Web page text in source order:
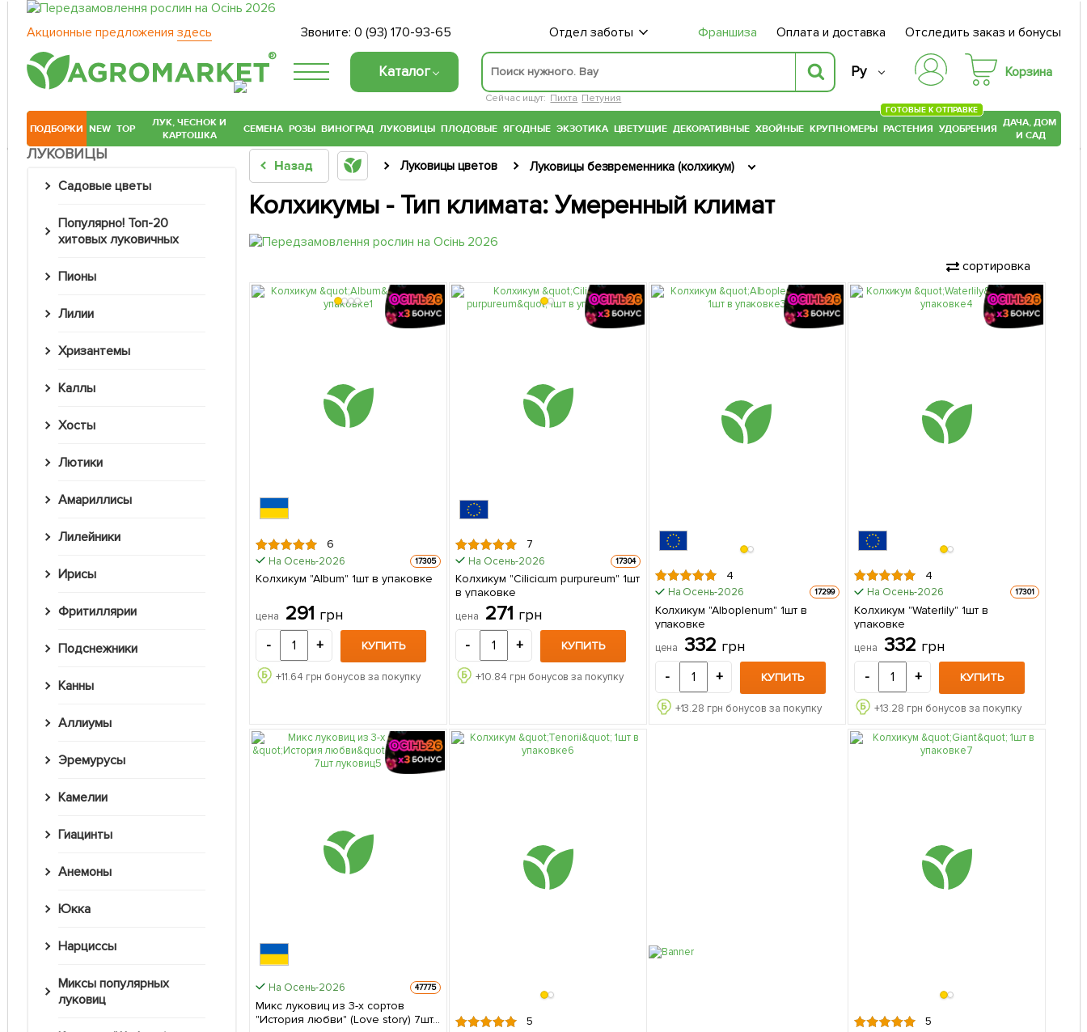
Акционные предложения здесь Звоните:0 (93) 170-93-65 Отдел заботы Франшиза Оплата и доставка Отследить заказ и бонусы
®
Каталог
Сейчас ищут: Пихта Петуния
Ру Корзина
ПОДБОРКИ NEW TOP
ЛУК, ЧЕСНОК И
КАРТОШКА
СЕМЕНА РОЗЫ ВИНОГРАД ЛУКОВИЦЫ ПЛОДОВЫЕ ЯГОДНЫЕ ЭКЗОТИКА ЦВЕТУЩИЕ ДЕКОРАТИВНЫЕ ХВОЙНЫЕ КРУПНОМЕРЫ РАСТЕНИЯ
ГОТОВЫЕ К ОТПРАВКЕ
УДОБРЕНИЯ ДАЧА, ДОМ
И САД
ЛУКОВИЦЫ
Садовые цветы
Популярно! Топ-20
хитовых луковичных
Пионы
Лилии
Хризантемы
Каллы
Хосты
Лютики
Амариллисы
Лилейники
Ирисы
Фритиллярии
Подснежники
Канны
Аллиумы
Эремурусы
Камелии
Гиацинты
Анемоны
Юкка
Нарциссы
Миксы популярных
луковиц
Назад Луковицы цветов Луковицы безвременника (колхикум)
Колхикумы - Тип климата: Умеренный климат
сортировка
6
На Осень-2026 17305
Колхикум "Album" 1шт в упаковке
цена 291 грн
- + КУПИТЬ
+11.64 грн бонусов за покупку
7
На Осень-2026 17304
Колхикум "Cilicicum purpureum" 1шт
в упаковке
цена 271 грн
- + КУПИТЬ
+10.84 грн бонусов за покупку
4
На Осень-2026 17299
Колхикум "Alboplenum" 1шт в
упаковке
цена 332 грн
- + КУПИТЬ
+13.28 грн бонусов за покупку
4
На Осень-2026 17301
Колхикум "Waterlily" 1шт в
упаковке
цена 332 грн
- + КУПИТЬ
+13.28 грн бонусов за покупку
На Осень-2026 47775
Микс луковиц из 3-х сортов
"История любви" (Love story) 7шт
5 5